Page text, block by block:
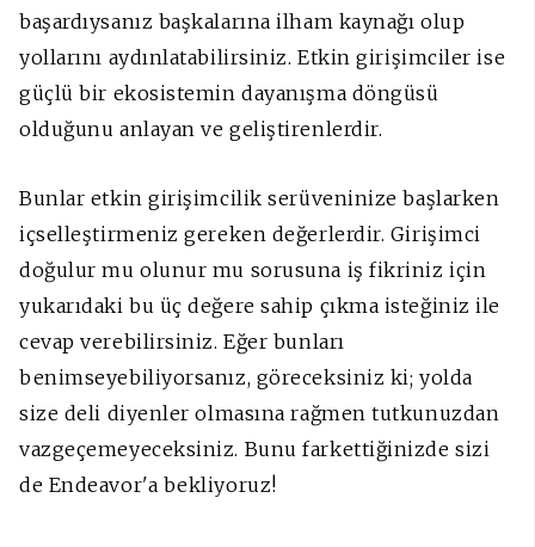
başardıysanız başkalarına ilham kaynağı olup
yollarını aydınlatabilirsiniz. Etkin girişimciler ise
güçlü bir ekosistemin dayanışma döngüsü
olduğunu anlayan ve geliştirenlerdir.
Bunlar etkin girişimcilik serüveninize başlarken
içselleştirmeniz gereken değerlerdir. Girişimci
doğulur mu olunur mu sorusuna iş fikriniz için
yukarıdaki bu üç değere sahip çıkma isteğiniz ile
cevap verebilirsiniz. Eğer bunları
benimseyebiliyorsanız, göreceksiniz ki; yolda
size deli diyenler olmasına rağmen tutkunuzdan
vazgeçemeyeceksiniz. Bunu farkettiğinizde sizi
de Endeavor'a bekliyoruz!